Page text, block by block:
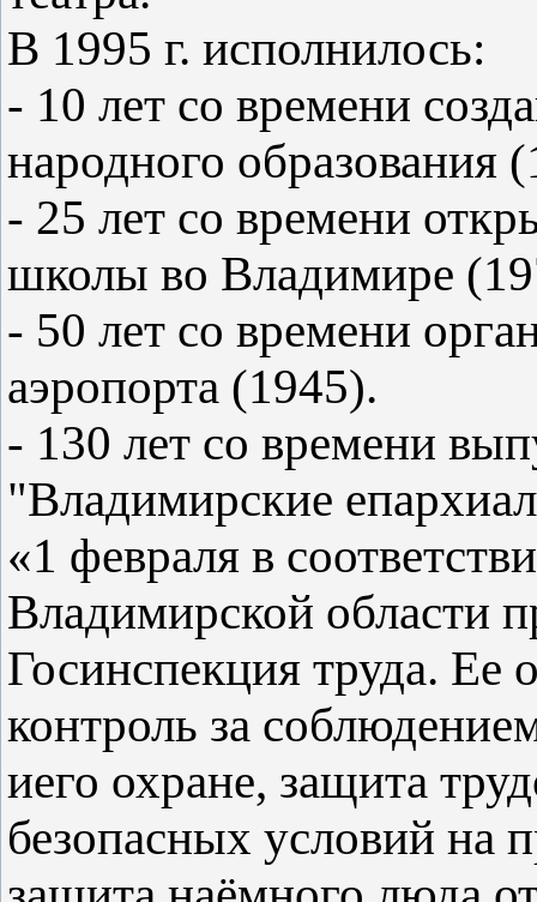
В 1995 г. исполнилось:
- 10 лет со времени
народного образования
- 25 лет со времени
школы во Владимире
- 50 лет со времени
аэропорта (1945).
- 130 лет со времени
"Владимирские
«1 февраля в
Владимирской области
Госинспекция труда. Ее
контроль за
иего охране, защита
безопасных условий на